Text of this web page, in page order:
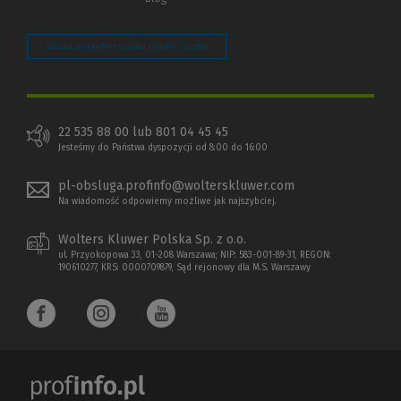
Zarządzaj preferencjami plików cookie
22 535 88 00 lub 801 04 45 45
Jesteśmy do Państwa dyspozycji od 8:00 do 16:00
pl-obsluga.profinfo@wolterskluwer.com
Na wiadomość odpowiemy możliwe jak najszybciej.
Wolters Kluwer Polska Sp. z o.o.
ul. Przyokopowa 33, 01-208 Warszawa; NIP: 583-001-89-31, REGON:
190610277, KRS: 0000709879, Sąd rejonowy dla M.S. Warszawy